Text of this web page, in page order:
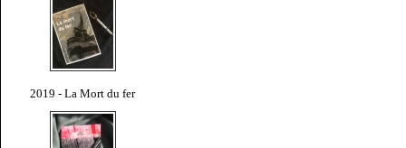
2019 - La Mort du fer